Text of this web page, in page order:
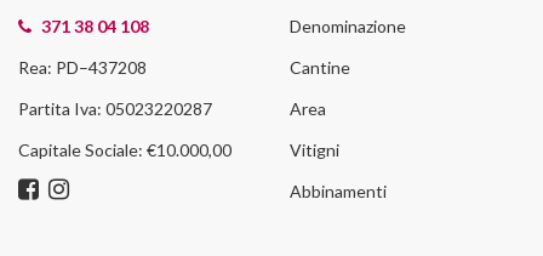
371 38 04 108
Rea: PD–437208
Partita Iva: 05023220287
Capitale Sociale: €10.000,00
Denominazione
Cantine
Area
Vitigni
Abbinamenti